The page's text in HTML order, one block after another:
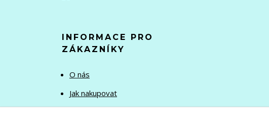
INFORMACE PRO
ZÁKAZNÍKY
O nás
Jak nakupovat